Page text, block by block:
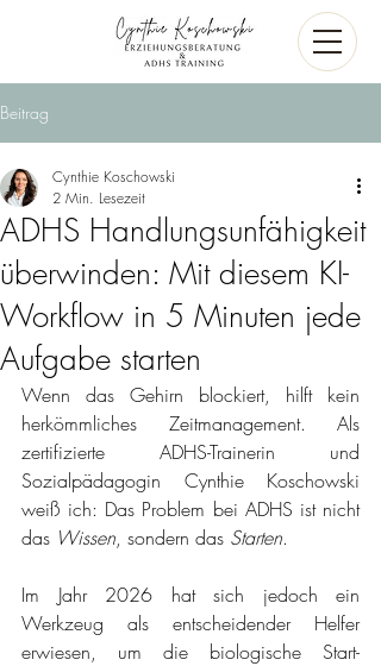
Beitrag
ADHS Handlungsunfähigkeit
überwinden: Mit diesem KI-
Workflow in 5 Minuten jede
Aufgabe starten
Cynthie Koschowski
2 Min. Lesezeit
Wenn das Gehirn blockiert, hilft kein
herkömmliches Zeitmanagement. Als
zertifizierte ADHS-Trainerin und
Sozialpädagogin Cynthie Koschowski
weiß ich: Das Problem bei ADHS ist nicht
das Wissen, sondern das Starten.
Im Jahr 2026 hat sich jedoch ein
Werkzeug als entscheidender Helfer
erwiesen, um die biologische Start-